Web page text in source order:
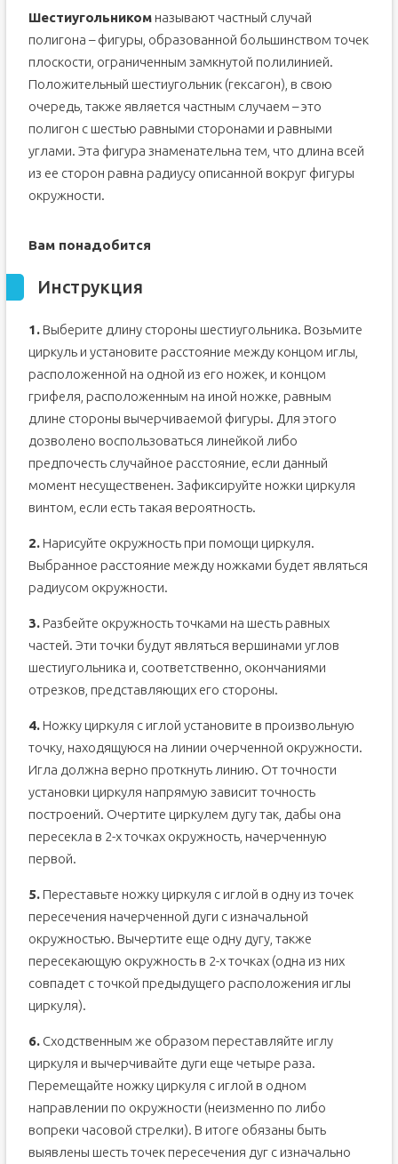
Шестиугольникомназывают частный случай
полигона – фигуры, образованной большинством точек
плоскости, ограниченным замкнутой полилинией.
Положительный шестиугольник (гексагон), в свою
очередь, также является частным случаем – это
полигон с шестью равными сторонами и равными
углами. Эта фигура знаменательна тем, что длина всей
из ее сторон равна радиусу описанной вокруг фигуры
окружности.
Вам понадобится
Инструкция
1.Выберите длину стороны шестиугольника. Возьмите
циркуль и установите расстояние между концом иглы,
расположенной на одной из его ножек, и концом
грифеля, расположенным на иной ножке, равным
длине стороны вычерчиваемой фигуры. Для этого
дозволено воспользоваться линейкой либо
предпочесть случайное расстояние, если данный
момент несущественен. Зафиксируйте ножки циркуля
винтом, если есть такая вероятность.
2.Нарисуйте окружность при помощи циркуля.
Выбранное расстояние между ножками будет являться
радиусом окружности.
3.Разбейте окружность точками на шесть равных
частей. Эти точки будут являться вершинами углов
шестиугольника и, соответственно, окончаниями
отрезков, представляющих его стороны.
4.Ножку циркуля с иглой установите в произвольную
точку, находящуюся на линии очерченной окружности.
Игла должна верно проткнуть линию. От точности
установки циркуля напрямую зависит точность
построений. Очертите циркулем дугу так, дабы она
пересекла в 2-х точках окружность, начерченную
первой.
5.Переставьте ножку циркуля с иглой в одну из точек
пересечения начерченной дуги с изначальной
окружностью. Вычертите еще одну дугу, также
пересекающую окружность в 2-х точках (одна из них
совпадет с точкой предыдущего расположения иглы
циркуля).
6.Сходственным же образом переставляйте иглу
циркуля и вычерчивайте дуги еще четыре раза.
Перемещайте ножку циркуля с иглой в одном
направлении по окружности (неизменно по либо
вопреки часовой стрелки). В итоге обязаны быть
выявлены шесть точек пересечения дуг с изначально